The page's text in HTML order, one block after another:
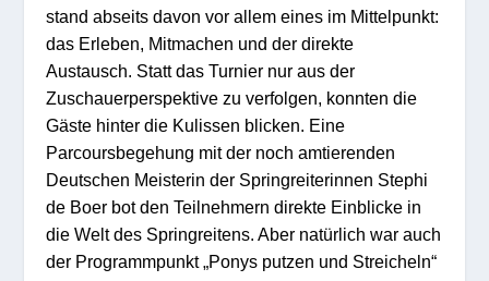
stand abseits davon vor allem eines im Mittelpunkt:
das Erleben, Mitmachen und der direkte
Austausch. Statt das Turnier nur aus der
Zuschauerperspektive zu verfolgen, konnten die
Gäste hinter die Kulissen blicken. Eine
Parcoursbegehung mit der noch amtierenden
Deutschen Meisterin der Springreiterinnen Stephi
de Boer bot den Teilnehmern direkte Einblicke in
die Welt des Springreitens. Aber natürlich war auch
der Programmpunkt „Ponys putzen und Streicheln“